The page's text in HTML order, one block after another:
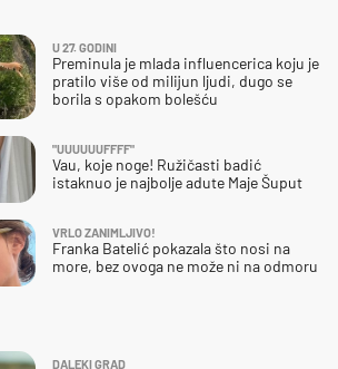
U 27. GODINI
Preminula je mlada influencerica koju je
pratilo više od milijun ljudi, dugo se
borila s opakom bolešću
"UUUUUUFFFF"
Vau, koje noge! Ružičasti badić
istaknuo je najbolje adute Maje Šuput
VRLO ZANIMLJIVO!
Franka Batelić pokazala što nosi na
more, bez ovoga ne može ni na odmoru
DALEKI GRAD